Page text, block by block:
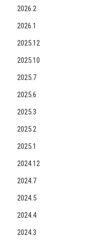
2026.2
2026.1
2025.12
2025.10
2025.7
2025.6
2025.3
2025.2
2025.1
2024.12
2024.7
2024.5
2024.4
2024.3